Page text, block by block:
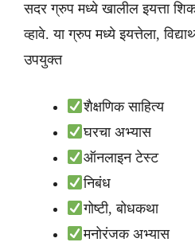
सदर ग्रुप मध्ये खालील इयत्ता
व्हावे. या ग्रुप मध्ये इयत्तेला,
उपयुक्त
शैक्षणिक साहित्य
घरचा अभ्यास
ऑनलाइन टेस्ट
निबंध
गोष्टी, बोधकथा
मनोरंजक अभ्यास